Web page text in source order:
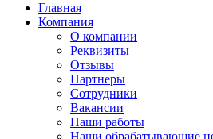
Главная
Компания
О компании
Реквизиты
Отзывы
Партнеры
Сотрудники
Вакансии
Наши работы
Наши обрабатывающие